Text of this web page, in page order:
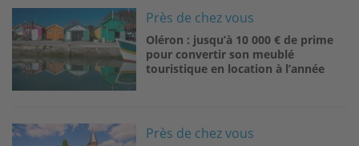
Près de chez vous
Oléron : jusqu’à 10 000 € de prime
pour convertir son meublé
touristique en location à l’année
Image Près de chez vous